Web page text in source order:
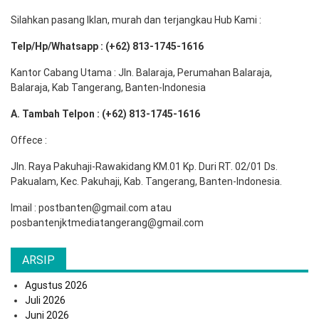
Silahkan pasang Iklan, murah dan terjangkau Hub Kami :
Telp/Hp/Whatsapp : (+62) 813-1745-1616
Kantor Cabang Utama : Jln. Balaraja, Perumahan Balaraja,
Balaraja, Kab Tangerang, Banten-Indonesia
A. Tambah Telpon : (+62) 813-1745-1616
Offece :
Jln. Raya Pakuhaji-Rawakidang KM.01 Kp. Duri RT. 02/01 Ds.
Pakualam, Kec. Pakuhaji, Kab. Tangerang, Banten-Indonesia.
Imail : postbanten@gmail.com atau
posbantenjktmediatangerang@gmail.com
ARSIP
Agustus 2026
Juli 2026
Juni 2026